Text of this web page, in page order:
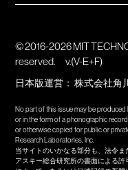
© 2016-2026 MIT
reserved.
v.(V-E+F)
日本版運営：株式会社角
No part of this issue may be
or in the form of a phonographic
or otherwise copied for public or
Research Laboratories, Inc.
当サイトのいかなる部分も、法令
アスキー総合研究所の書面による